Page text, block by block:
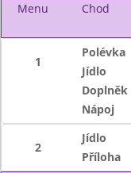
Menu Chod
1
Polévka
Jídlo
Doplněk
Nápoj
2
Jídlo
Příloha